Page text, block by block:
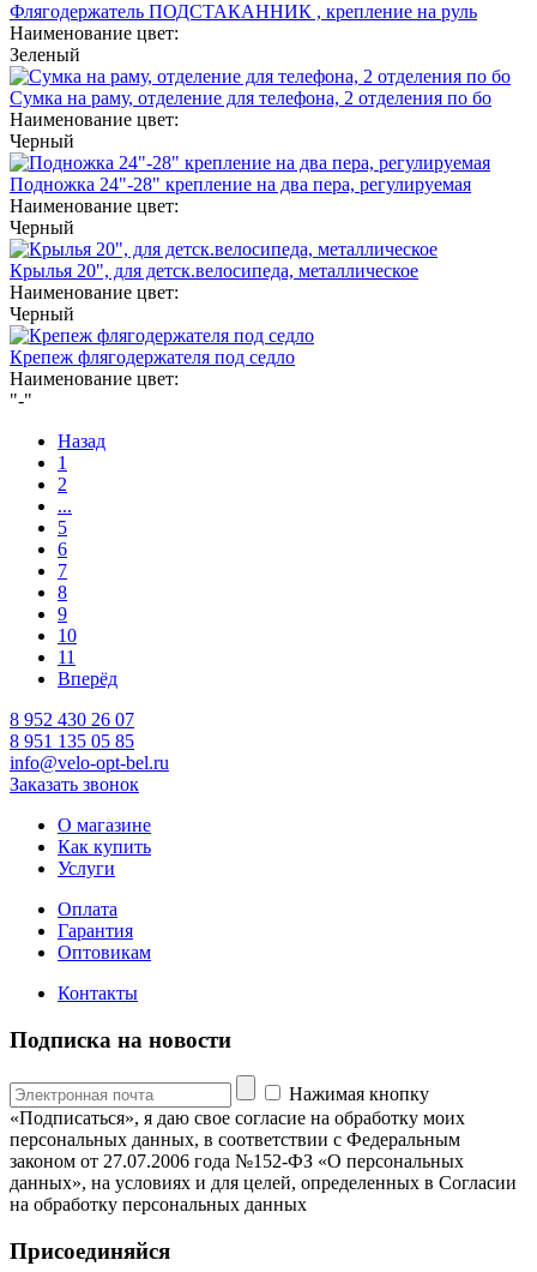
Флягодержатель ПОДСТАКАННИК , крепление на руль
Наименование цвет:
Зеленый
Сумка на раму, отделение для телефона, 2 отделения по бо
Наименование цвет:
Черный
Подножка 24"-28" крепление на два пера, регулируемая
Наименование цвет:
Черный
Крылья 20", для детск.велосипеда, металлическое
Наименование цвет:
Черный
Крепеж флягодержателя под седло
Наименование цвет:
"-"
Назад
1
2
...
5
6
7
8
9
10
11
Вперёд
8 952 430 26 07
8 951 135 05 85
info@velo-opt-bel.ru
Заказать звонок
О магазине
Как купить
Услуги
Оплата
Гарантия
Оптовикам
Контакты
Подписка на новости
Нажимая кнопку
«Подписаться», я даю свое согласие на обработку моих
персональных данных, в соответствии с Федеральным
законом от 27.07.2006 года №152-ФЗ «О персональных
данных», на условиях и для целей, определенных в Согласии
на обработку персональных данных
Присоединяйся